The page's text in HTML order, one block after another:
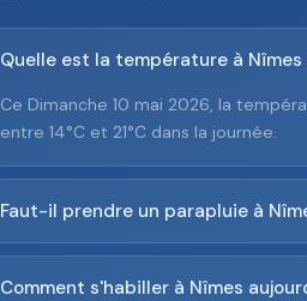
Quelle est la température à Nîmes
Ce Dimanche 10 mai 2026, la
entre 14°C et 21°C dans la journée.
Faut-il prendre un parapluie à
Comment s'habiller à Nîmes